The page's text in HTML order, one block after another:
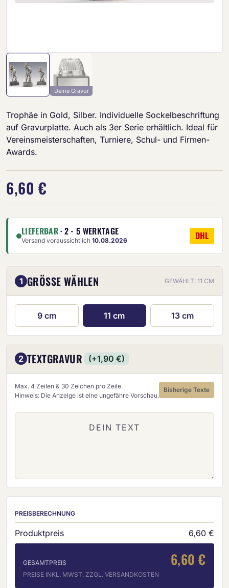
Deine Gravur
Trophäe in Gold, Silber. Individuelle Sockelbeschriftung
auf Gravurplatte. Auch als 3er Serie erhältlich. Ideal für
Vereinsmeisterschaften, Turniere, Schul- und Firmen-
Awards.
6,60 €
LIEFERBAR· 2 - 5 WERKTAGE
Versand voraussichtlich 10.08.2026 DHL
1 GRÖSSE WÄHLEN GEWÄHLT: 11 CM
9 cm 11 cm 13 cm
2 TEXTGRAVUR (+1,90 €)
Max. 4 Zeilen & 30 Zeichen pro Zeile.
Hinweis: Die Anzeige ist eine ungefähre Vorschau.
Bisherige Texte
PREISBERECHNUNG
Produktpreis 6,60 €
GESAMTPREIS 6,60 €
PREISE INKL. MWST. ZZGL. VERSANDKOSTEN